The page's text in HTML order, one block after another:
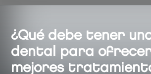
¿Qué debe tener
dental para
mejores